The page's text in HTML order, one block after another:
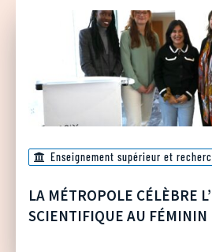
Enseignement supérieur et
LA MÉTROPOLE CÉLÈBRE
SCIENTIFIQUE AU FÉMININ